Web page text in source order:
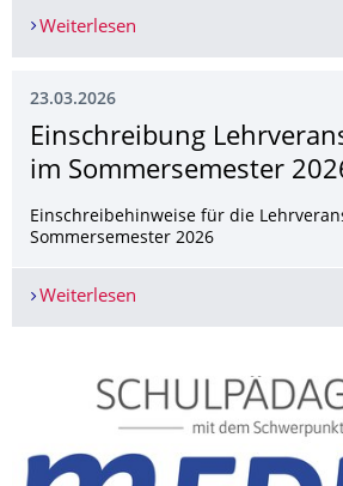
Weiterlesen
23.03.2026
Einschreibung
im Sommersemester
Einschreibehinweise für die
Sommersemester 2026
Weiterlesen